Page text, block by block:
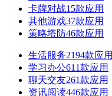
卡牌对战15款应用
其他游戏37款应用
策略塔防46款应用
生活服务2194款应用
学习办公611款应用
聊天交友261款应用
资讯阅读446款应用